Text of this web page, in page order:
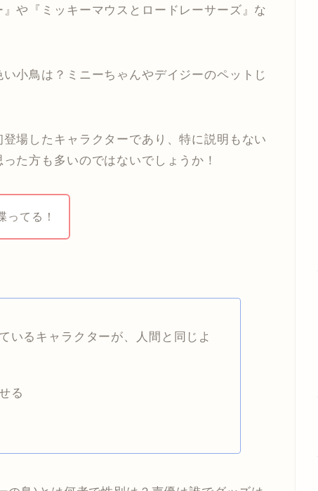
や『ミッキーマウスとロードレーサーズ』な
小鳥は？ミニーちゃんやデイジーのペットじ
場したキャラクターであり、特に説明もない
た方も多いのではないでしょうか！
ってる！
いるキャラクターが、人間と同じよ
る